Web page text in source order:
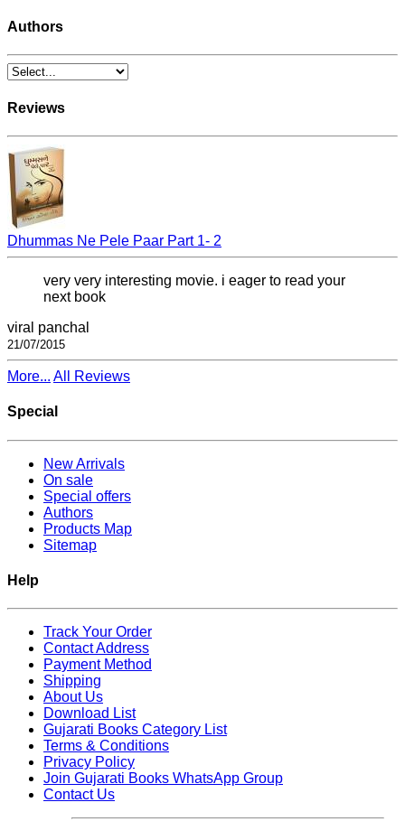
Authors
Reviews
Dhummas Ne Pele Paar Part 1- 2
very very interesting movie. i eager to read your
next book
viral panchal
21/07/2015
More... All Reviews
Special
New Arrivals
On sale
Special offers
Authors
Products Map
Sitemap
Help
Track Your Order
Contact Address
Payment Method
Shipping
About Us
Download List
Gujarati Books Category List
Terms & Conditions
Privacy Policy
Join Gujarati Books WhatsApp Group
Contact Us